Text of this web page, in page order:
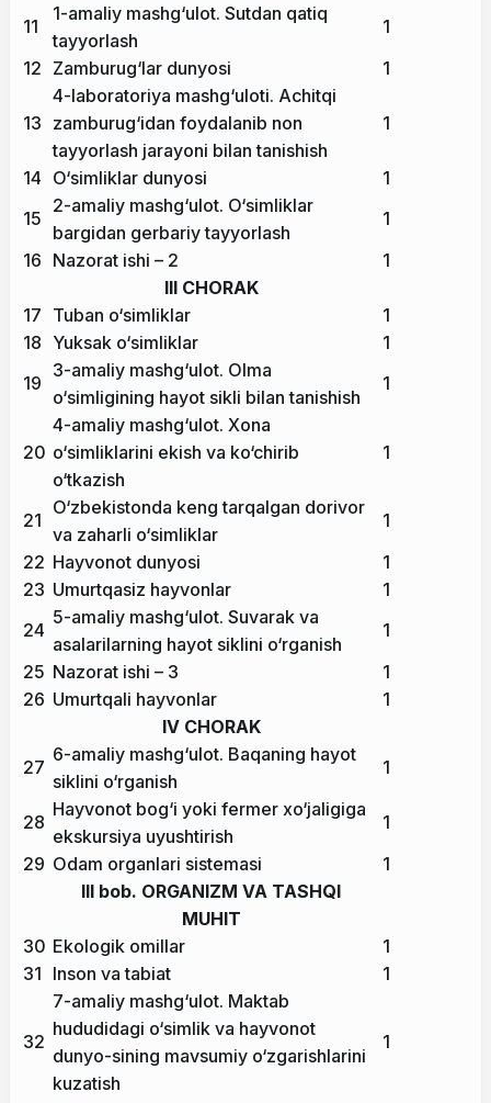
11
1-amaliy mashg‘ulot. Sutdan qatiq
tayyorlash
1
12 Zamburug‘lar dunyosi 1
13
4-laboratoriya mashg‘uloti. Achitqi
zamburug‘idan foydalanib non
tayyorlash jarayoni bilan tanishish
1
14 O‘simliklar dunyosi
1
15
2-amaliy mashg‘ulot. O‘simliklar
bargidan gerbariy tayyorlash
1
16 Nazorat ishi – 2
1
III CHORAK
17 Tuban o‘simliklar
1
18 Yuksak o‘simliklar
1
19
3-amaliy mashg‘ulot. Olma
o‘simligining hayot sikli bilan tanishish
1
20
4-amaliy mashg‘ulot. Xona
o‘simliklarini ekish va ko‘chirib
o‘tkazish
1
21
O‘zbekistonda keng tarqalgan dorivor
va zaharli o‘simliklar
1
22 Hayvonot dunyosi
1
23 Umurtqasiz hayvonlar
1
24
5-amaliy mashg‘ulot. Suvarak va
asalarilarning hayot siklini o‘rganish
1
25 Nazorat ishi – 3
1
26 Umurtqali hayvonlar
1
IV CHORAK
27
6-amaliy mashg‘ulot. Baqaning hayot
siklini o‘rganish
1
28
Hayvonot bog‘i yoki fermer xo‘jaligiga
ekskursiya uyushtirish
1
29 Odam organlari sistemasi
1
III bob. ORGANIZM VA TASHQI
MUHIT
30 Ekologik omillar
1
31 Inson va tabiat 1
32
7-amaliy mashg‘ulot. Maktab
hududidagi o‘simlik va hayvonot
dunyo-sining mavsumiy o‘zgarishlarini
kuzatish
1